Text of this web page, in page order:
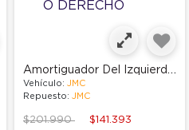
Amortiguador Del Izquierdo O Derecho
Vehículo: JMC
Repuesto: JMC
Price reduced from
$201.990to $141.393